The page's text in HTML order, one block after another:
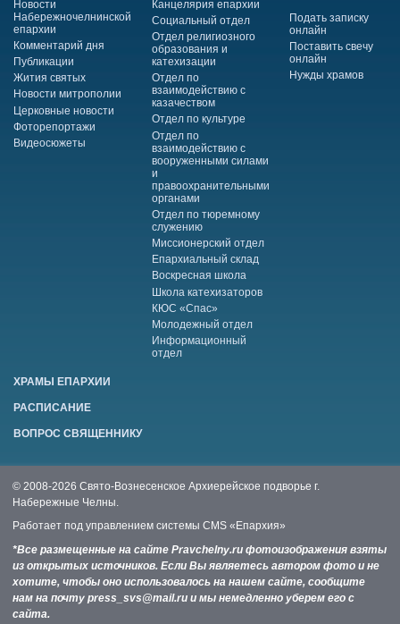
Новости
Набережночелнинской
епархии
Комментарий дня
Публикации
Жития святых
Новости митрополии
Церковные новости
Фоторепортажи
Видеосюжеты
Канцелярия епархии
Социальный отдел
Отдел религиозного
образования и
катехизации
Отдел по
взаимодействию с
казачеством
Отдел по культуре
Отдел по
взаимодействию с
вооруженными силами
и
правоохранительными
органами
Отдел по тюремному
служению
Миссионерский отдел
Епархиальный склад
Воскресная школа
Школа катехизаторов
КЮС «Спас»
Молодежный отдел
Информационный
отдел
Подать записку
онлайн
Поставить свечу
онлайн
Нужды храмов
ХРАМЫ ЕПАРХИИ
РАСПИСАНИЕ
ВОПРОС СВЯЩЕННИКУ
© 2008-2026 Свято-Вознесенское Архиерейское подворье г.
Набережные Челны.
Работает под управлением системы CMS «Епархия»
*Все размещенные на сайте Pravchelny.ru фотоизображения взяты
из открытых источников. Если Вы являетесь автором фото и не
хотите, чтобы оно использовалось на нашем сайте, сообщите
нам на почту press_svs@mail.ru и мы немедленно уберем его с
сайта.